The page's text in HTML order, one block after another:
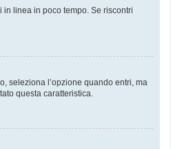
in linea in poco tempo. Se riscontri
seleziona l’opzione quando entri, ma
questa caratteristica.